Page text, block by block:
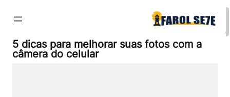
para
conteúdo
5 dicas para melhorar suas fotos com a
câmera do celular